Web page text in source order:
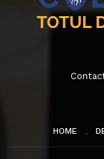
HOME